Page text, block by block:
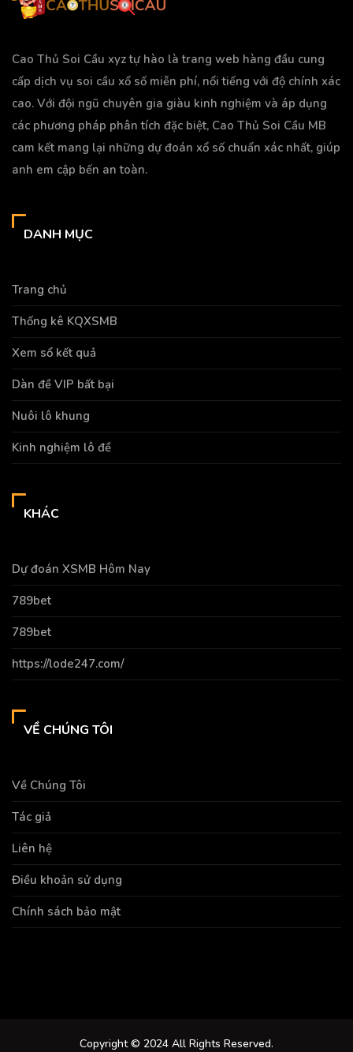
Cao Thủ Soi Cầu xyz tự hào là trang web hàng đầu cung
cấp dịch vụ soi cầu xổ số miễn phí, nổi tiếng với độ chính xác
cao. Với đội ngũ chuyên gia giàu kinh nghiệm và áp dụng
các phương pháp phân tích đặc biệt, Cao Thủ Soi Cầu MB
cam kết mang lại những dự đoán xổ số chuẩn xác nhất, giúp
anh em cập bến an toàn.
DANH MỤC
Trang chủ
Thống kê KQXSMB
Xem sổ kết quả
Dàn đề VIP bất bại
Nuôi lô khung
Kinh nghiệm lô đề
KHÁC
Dự đoán XSMB Hôm Nay
789bet
789bet
https://lode247.com/
VỀ CHÚNG TÔI
Về Chúng Tôi
Tác giả
Liên hệ
Điều khoản sử dụng
Chính sách bảo mật
Copyright © 2024 All Rights Reserved.